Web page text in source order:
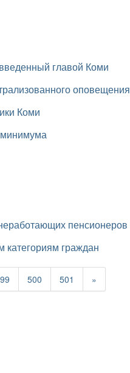
главой Коми
оповещения
Коми
минимума
пенсионеров
категориям граждан
500 501 »